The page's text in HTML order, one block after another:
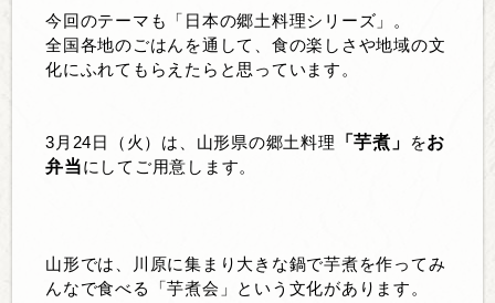
今回のテーマも「日本の郷土料理シリーズ」。
全国各地のごはんを通して、食の楽しさや地域の文
化にふれてもらえたらと思っています。
3 月 24 日（火）は、山形県の郷土料理 「芋煮」 をお
弁当にしてご用意します。
山形では、川原に集まり大きな鍋で芋煮を作ってみ
んなで食べる「芋煮会」という文化があります。